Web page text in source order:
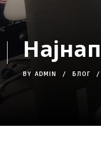
BY ADMIN БЛОГ